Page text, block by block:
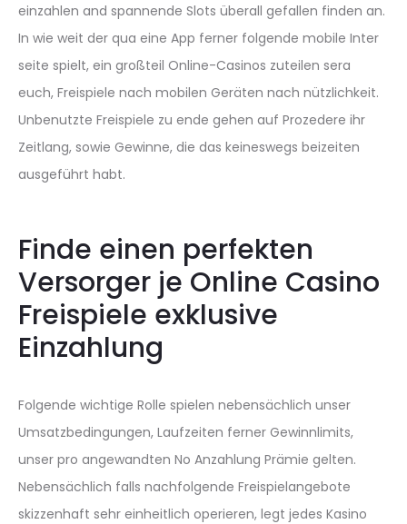
einzahlen and spannende Slots überall gefallen finden an.
In wie weit der qua eine App ferner folgende mobile Inter
seite spielt, ein großteil Online-Casinos zuteilen sera
euch, Freispiele nach mobilen Geräten nach nützlichkeit.
Unbenutzte Freispiele zu ende gehen auf Prozedere ihr
Zeitlang, sowie Gewinne, die das keineswegs beizeiten
ausgeführt habt.
Finde einen perfekten
Versorger je Online Casino
Freispiele exklusive
Einzahlung
Folgende wichtige Rolle spielen nebensächlich unser
Umsatzbedingungen, Laufzeiten ferner Gewinnlimits,
unser pro angewandten No Anzahlung Prämie gelten.
Nebensächlich falls nachfolgende Freispielangebote
skizzenhaft sehr einheitlich operieren, legt jedes Kasino